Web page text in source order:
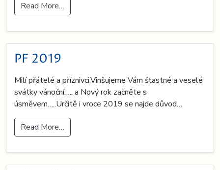
Read More…
PF 2019
Milí přátelé a příznivci,Vinšujeme Vám šťastné a veselé
svátky vánoční….. a Nový rok začněte s
úsměvem…..Určitě i vroce 2019 se najde důvod…
Read More…